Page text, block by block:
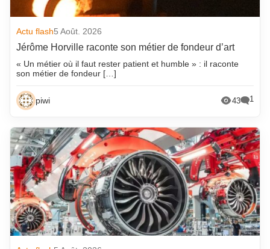
Actu flash5 Août. 2026
Jérôme Horville raconte son métier de fondeur d’art
« Un métier où il faut rester patient et humble » : il raconte
son métier de fondeur […]
piwi 43 1